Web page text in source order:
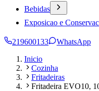
Bebidas
Exposicao e
219600133
WhatsApp
Inicio
Cozinha
Fritadeiras
Fritadeira EVO10,